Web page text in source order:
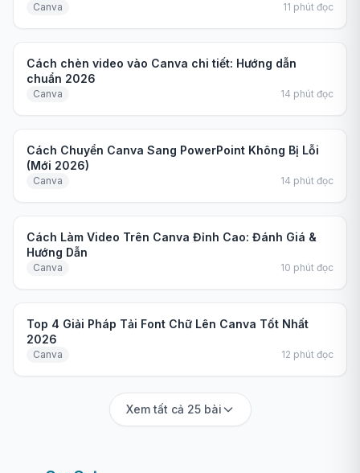
Canva 11 phút đọc
Hướng dẫn
Cách chèn video vào Canva chi tiết: Hướng dẫn
chuẩn 2026
Canva 14 phút đọc
Hướng dẫn
Cách Chuyển Canva Sang PowerPoint Không Bị Lỗi
(Mới 2026)
Canva 14 phút đọc
So sánh
Cách Làm Video Trên Canva Đỉnh Cao: Đánh Giá &
Hướng Dẫn
Canva 10 phút đọc
So sánh
Top 4 Giải Pháp Tải Font Chữ Lên Canva Tốt Nhất
2026
Canva 12 phút đọc
Xem tất cả 25 bài